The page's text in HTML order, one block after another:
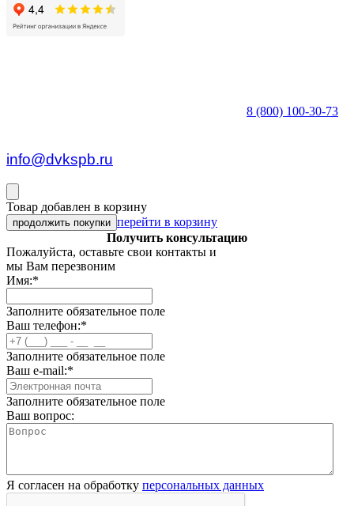
8 (800) 100-30-73
info@dvkspb.ru
Товар добавлен в корзину
продолжить покупки перейти в корзину
Получить консультацию
Пожалуйста, оставьте свои контакты и
мы Вам перезвоним
Имя:*
Заполните обязательное поле
Ваш телефон:*
Заполните обязательное поле
Ваш e-mail:*
Заполните обязательное поле
Ваш вопрос:
Я согласен на обработку персональных данных